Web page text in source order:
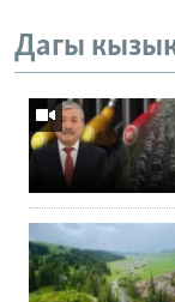
Дагы